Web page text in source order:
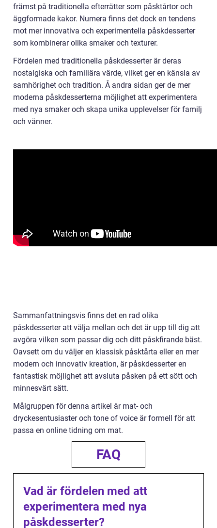
främst på traditionella efterrätter som påsktårtor och
äggformade kakor. Numera finns det dock en tendens
mot mer innovativa och experimentella påskdesserter
som kombinerar olika smaker och texturer.
Fördelen med traditionella påskdesserter är deras
nostalgiska och familiära värde, vilket ger en känsla av
samhörighet och tradition. Å andra sidan ger de mer
moderna påskdesserterna möjlighet att experimentera
med nya smaker och skapa unika upplevelser för familj
och vänner.
Sammanfattningsvis finns det en rad olika
påskdesserter att välja mellan och det är upp till dig att
avgöra vilken som passar dig och ditt påskfirande bäst.
Oavsett om du väljer en klassisk påsktårta eller en mer
modern och innovativ kreation, är påskdesserter en
fantastisk möjlighet att avsluta påsken på ett sött och
minnesvärt sätt.
Målgruppen för denna artikel är mat- och
dryckesentusiaster och tone of voice är formell för att
passa en online tidning om mat.
FAQ
Vad är fördelen med att
experimentera med nya
påskdesserter?